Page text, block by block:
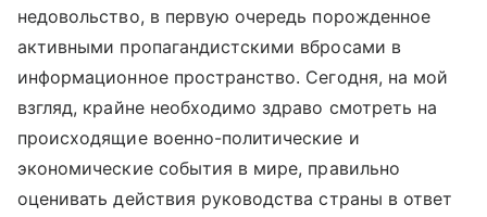
недовольство, в первую очередь порожденное
активными пропагандистскими вбросами в
информационное пространство. Сегодня, на мой
взгляд, крайне необходимо здраво смотреть на
происходящие военно-политические и
экономические события в мире, правильно
оценивать действия руководства страны в ответ